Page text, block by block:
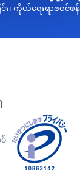
း၊ ကိုယ်ရေးရာဇဝင်